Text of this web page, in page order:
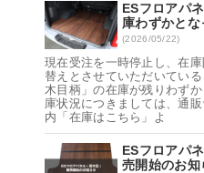
ESフロアパ
庫わずかと
(2026/05/22)
現在受注を一時停止し、在
替えとさせていただいてい
木目柄」の在庫が残りわず
庫状況につきましては、通
内「在庫はこちら」よ
ESフロアパ
売開始のお知